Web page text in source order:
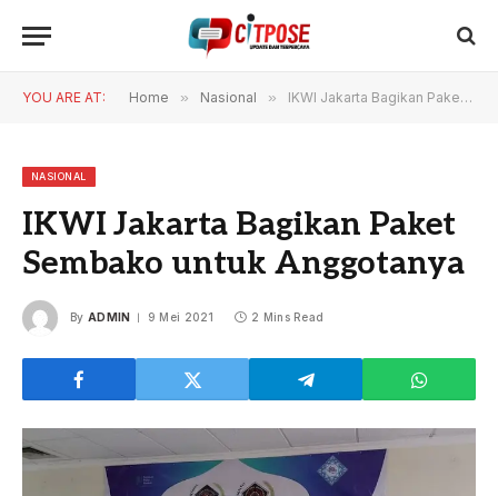
YOU ARE AT: Home » Nasional » IKWI Jakarta Bagikan Paket Sembako untuk Anggotanya
NASIONAL
IKWI Jakarta Bagikan Paket
Sembako untuk Anggotanya
By ADMIN 9 Mei 2021 2 Mins Read